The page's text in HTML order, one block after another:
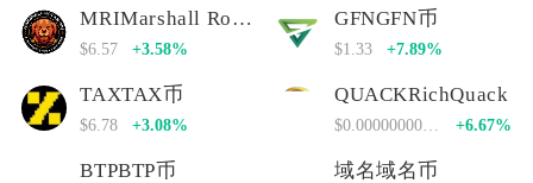
MRIMarshall Rogan Inu
$6.57 +3.58%
GFNGFN币
$1.33 +7.89%
TAXTAX币
$6.78 +3.08%
QUACKRichQuack
+6.67%
BTPBTP币 域名域名币